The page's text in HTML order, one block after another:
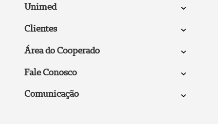
Unimed
Clientes
Área do Cooperado
Fale Conosco
Comunicação